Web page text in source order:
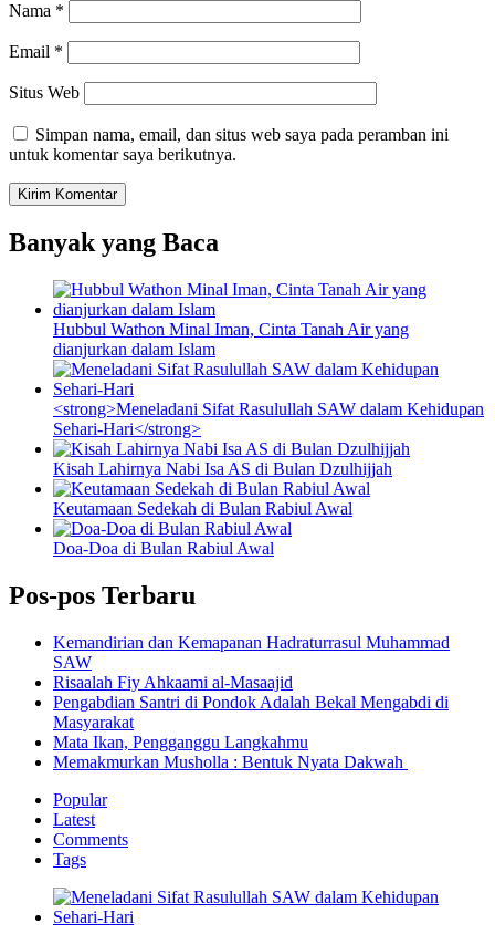
Nama *
Email *
Situs Web
Simpan nama, email, dan situs web saya pada peramban ini
untuk komentar saya berikutnya.
Banyak yang Baca
Hubbul Wathon Minal Iman, Cinta Tanah Air yang
dianjurkan dalam Islam
<strong>Meneladani Sifat Rasulullah SAW dalam Kehidupan
Sehari-Hari</strong>
Kisah Lahirnya Nabi Isa AS di Bulan Dzulhijjah
Keutamaan Sedekah di Bulan Rabiul Awal
Doa-Doa di Bulan Rabiul Awal
Pos-pos Terbaru
Kemandirian dan Kemapanan Hadraturrasul Muhammad
SAW
Risaalah Fiy Ahkaami al-Masaajid
Pengabdian Santri di Pondok Adalah Bekal Mengabdi di
Masyarakat
Mata Ikan, Pengganggu Langkahmu
Memakmurkan Musholla : Bentuk Nyata Dakwah
Popular
Latest
Comments
Tags